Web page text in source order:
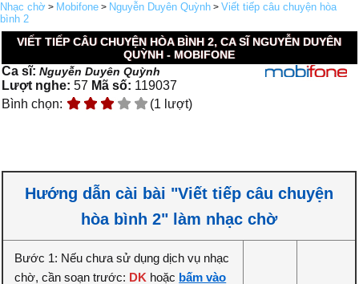
Nhạc chờ > Mobifone > Nguyễn Duyên Quỳnh > Viết tiếp câu chuyện hòa
bình 2
VIẾT TIẾP CÂU CHUYỆN HÒA BÌNH 2, CA SĨ NGUYỄN DUYÊN
QUỲNH - MOBIFONE
Ca sĩ:Nguyễn Duyên Quỳnh
Lượt nghe: 57 Mã số: 119037
Bình chọn:
(1 lượt)
Hướng dẫn cài bài "Viết tiếp câu chuyện
hòa bình 2" làm nhạc chờ
Bước 1: Nếu chưa sử dụng dịch vụ nhạc
chờ, cần soạn trước: DK hoặc bấm vào